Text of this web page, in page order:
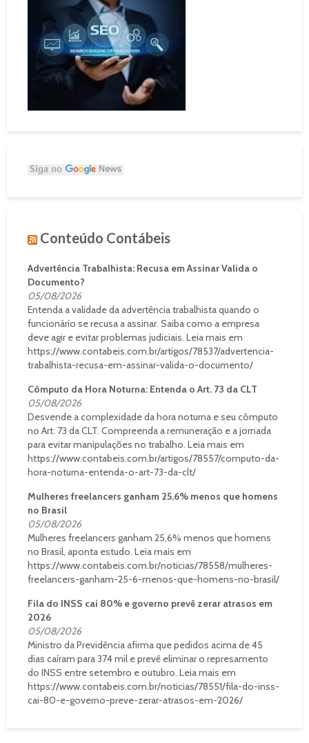
Conteúdo Contábeis
Advertência Trabalhista: Recusa em Assinar Valida o
Documento?
05/08/2026
Entenda a validade da advertência trabalhista quando o
funcionário se recusa a assinar. Saiba como a empresa
deve agir e evitar problemas judiciais. Leia mais em
https://www.contabeis.com.br/artigos/78537/advertencia-
trabalhista-recusa-em-assinar-valida-o-documento/
Cômputo da Hora Noturna: Entenda o Art. 73 da CLT
05/08/2026
Desvende a complexidade da hora noturna e seu cômputo
no Art. 73 da CLT. Compreenda a remuneração e a jornada
para evitar manipulações no trabalho. Leia mais em
https://www.contabeis.com.br/artigos/78557/computo-da-
hora-noturna-entenda-o-art-73-da-clt/
Mulheres freelancers ganham 25,6% menos que homens
no Brasil
05/08/2026
Mulheres freelancers ganham 25,6% menos que homens
no Brasil, aponta estudo. Leia mais em
https://www.contabeis.com.br/noticias/78558/mulheres-
freelancers-ganham-25-6-menos-que-homens-no-brasil/
Fila do INSS cai 80% e governo prevê zerar atrasos em
2026
05/08/2026
Ministro da Previdência afirma que pedidos acima de 45
dias caíram para 374 mil e prevê eliminar o represamento
do INSS entre setembro e outubro. Leia mais em
https://www.contabeis.com.br/noticias/78551/fila-do-inss-
cai-80-e-governo-preve-zerar-atrasos-em-2026/